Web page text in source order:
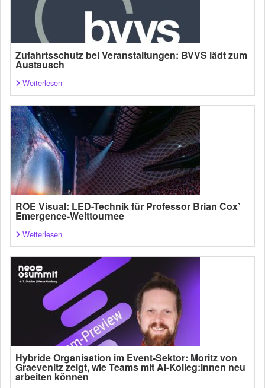
Zufahrtsschutz bei Veranstaltungen: BVVS lädt zum
Austausch
Weiterlesen
ROE Visual: LED-Technik für Professor Brian Cox’
Emergence-Welttournee
Weiterlesen
Hybride Organisation im Event-Sektor: Moritz von
Graevenitz zeigt, wie Teams mit AI-Kolleg:innen neu
arbeiten können